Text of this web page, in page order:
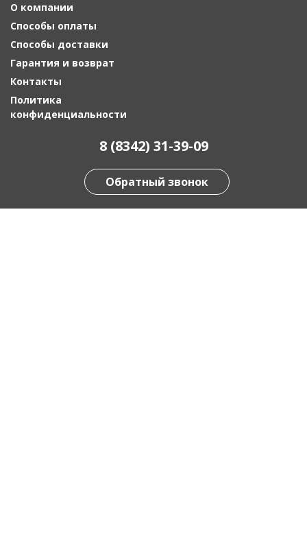
О компании
Способы оплаты
Способы доставки
Гарантия и возврат
Контакты
Политика
конфиденциальности
8 (8342) 31-39-09
Обратный звонок